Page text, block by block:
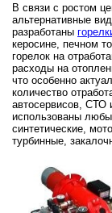
В связи с ростом
альтернативные
разработаны
керосине, печном
горелок на
расходы на
что особенно
количество
автосервисов, СТО
использованы
синтетические,
турбинные,